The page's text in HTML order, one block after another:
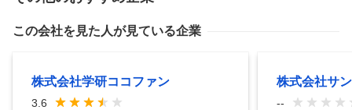
この会社を見た人が見ている企業
株式会社学研ココファン
3.6
株式会社サ
--